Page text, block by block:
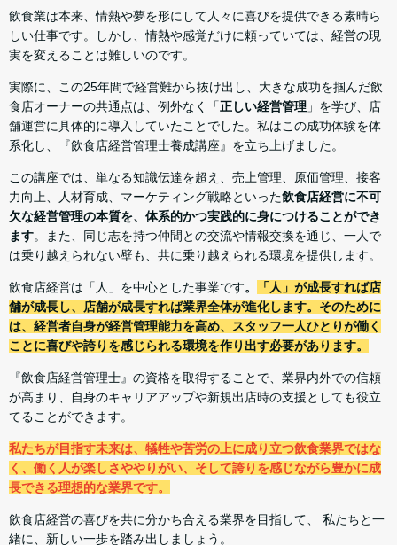
飲食業は本来、情熱や夢を形にして人々に喜びを提供できる素晴ら
しい仕事です。しかし、情熱や感覚だけに頼っていては、経営の現
実を変えることは難しいのです。
実際に、この25年間で経営難から抜け出し、大きな成功を掴んだ飲
食店オーナーの共通点は、例外なく「正しい経営管理 」を学び、店
舗運営に具体的に導入していたことでした。私はこの成功体験を体
系化し、『飲食店経営管理士養成講座』を立ち上げました。
この講座では、単なる知識伝達を超え、売上管理、原価管理、接客
力向上、人材育成、マーケティング戦略といった飲食店経営に不可
欠な経営管理の本質を、体系的かつ実践的に身につけることができ
ます。また、同じ志を持つ仲間との交流や情報交換を通じ、一人で
は乗り越えられない壁も、共に乗り越えられる環境を提供します。
飲食店経営は「人」を中心とした事業です。
「人」が成長すれば店
舗が成長し、店舗が成長すれば業界全体が進化します。そのために
は、経営者自身が経営管理能力を高め、スタッフ一人ひとりが働く
ことに喜びや誇りを感じられる環境を作り出す必要があります。
『飲食店経営管理士』の資格を取得することで、業界内外での信頼
が高まり、自身のキャリアアップや新規出店時の支援としても役立
てることができます。
私たちが目指す未来は、犠牲や苦労の上に成り立つ飲食業界ではな
く、働く人が楽しさややりがい、そして誇りを感じながら豊かに成
長できる理想的な業界です。
飲食店経営の喜びを共に分かち合える業界を目指して、 私たちと一
緒に、新しい一歩を踏み出しましょう。